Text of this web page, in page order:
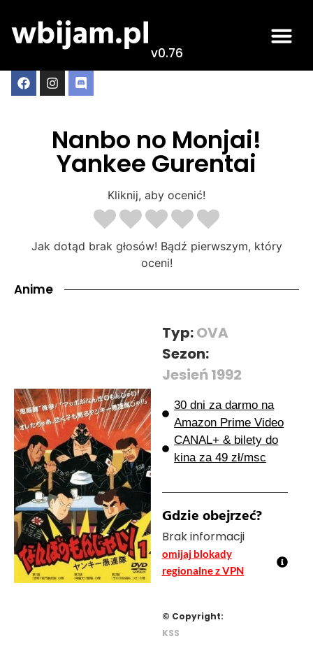
v0.76
Nanbo no Monjai!
Yankee Gurentai
Kliknij, aby ocenić!
Jak dotąd brak głosów! Bądź pierwszym, który
oceni!
Anime
Typ:OVA
Sezon:
Jesień 1992
30 dni za darmo na
Amazon Prime Video
CANAL+ & bilety do
kina za 49 zł/msc
Gdzie obejrzeć?
Brak informacji
omijaj blokady
regionalne z VPN
© Copyright:
KSS